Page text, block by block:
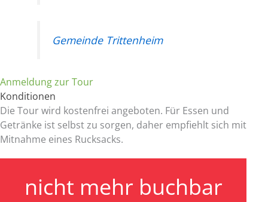
Gemeinde Trittenheim
Anmeldung zur Tour
Konditionen
Die Tour wird kostenfrei angeboten. Für Essen und
Getränke ist selbst zu sorgen, daher empfiehlt sich mit
Mitnahme eines Rucksacks.
nicht mehr buchbar